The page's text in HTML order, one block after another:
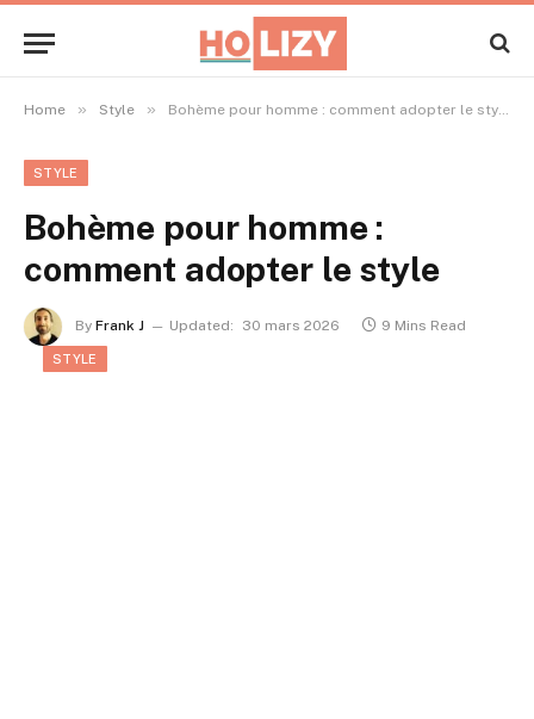
Home » Style » Bohème pour homme : comment adopter le style
STYLE
Bohème pour homme :
comment adopter le style
By Frank J Updated: 30 mars 2026 9 Mins Read
STYLE